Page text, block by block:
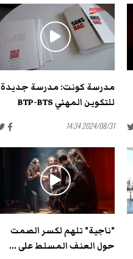
مدرسة كونت: مدرسة جديدة
للتكوين المهني BTP-BTS
2024/08/31 14:34
"ناجية" تلهم لكسر الصمت
حول العنف المسلط على ...